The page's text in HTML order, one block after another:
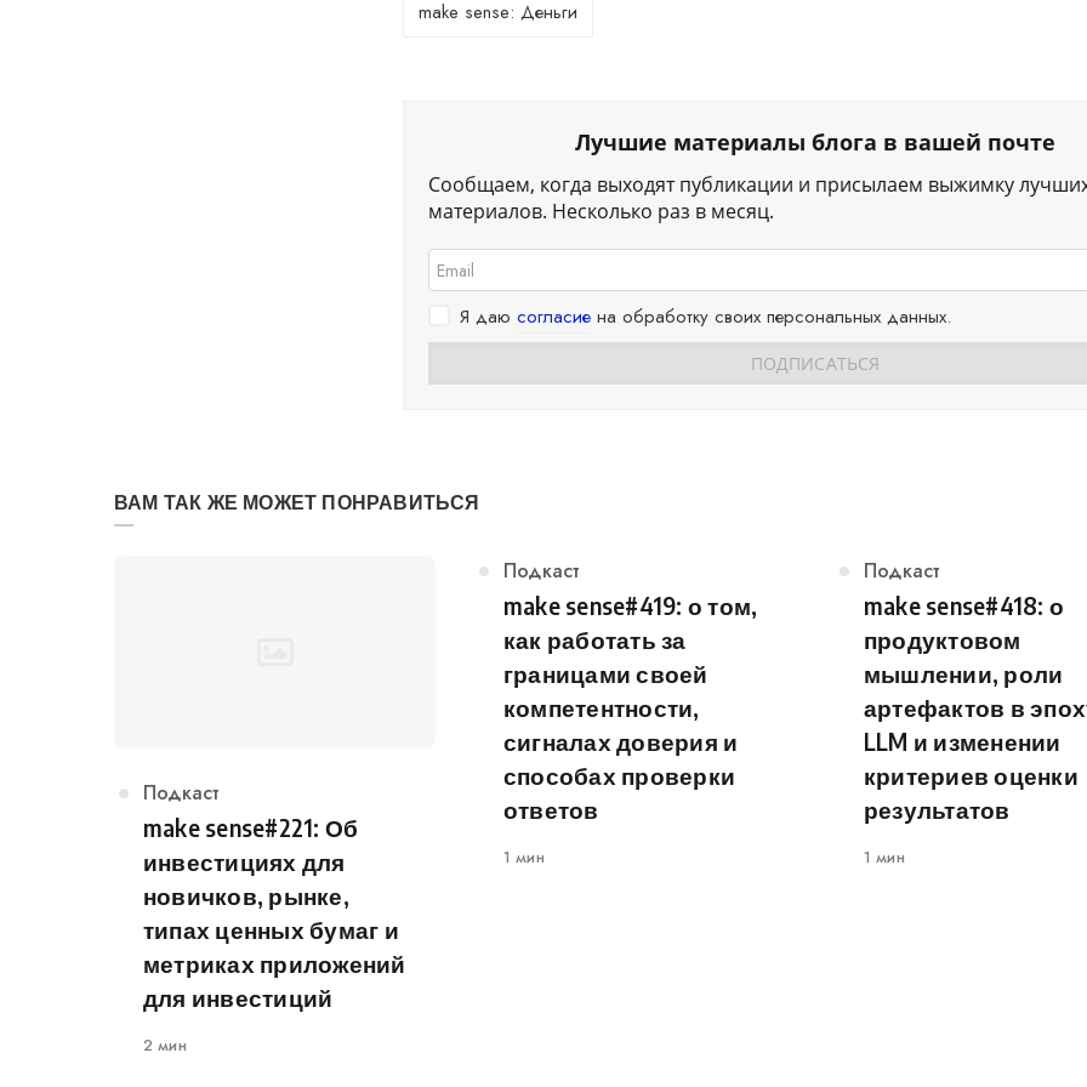
make sense: Деньги
Лучшие материалы блога в вашей почте
Сообщаем, когда выходят публикации и присылаем выжимку
материалов. Несколько раз в месяц.
Я даю согласие на обработку своих персональных данных.
ВАМ ТАК ЖЕ МОЖЕТ ПОНРАВИТЬСЯ
Категория
Подкаст
make sense#221: Об
инвестициях для
новичков, рынке,
типах ценных бумаг и
метриках приложений
для инвестиций
2 мин
Категория
Подкаст
make sense#419: о том,
как работать за
границами своей
компетентности,
сигналах доверия и
способах проверки
ответов
1 мин
Категория
Подкаст
make sense#418: о
продуктовом
мышлении, роли
артефактов в
LLM и изменении
критериев оценки
результатов
1 мин